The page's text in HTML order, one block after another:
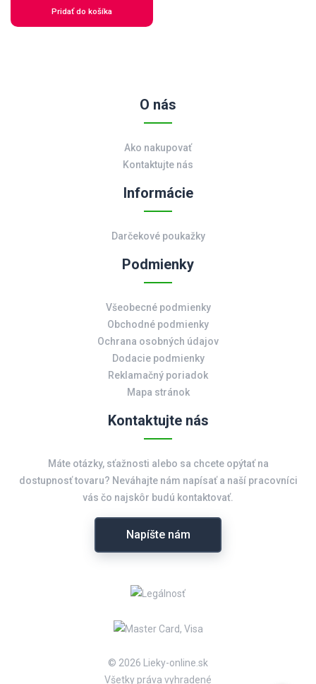
Pridať do košíka
O nás
Ako nakupovať
Kontaktujte nás
Informácie
Darčekové poukažky
Podmienky
Všeobecné podmienky
Obchodné podmienky
Ochrana osobných údajov
Dodacie podmienky
Reklamačný poriadok
Mapa stránok
Kontaktujte nás
Máte otázky, sťažnosti alebo sa chcete opýtať na
dostupnosť tovaru? Neváhajte nám napísať a naší pracovníci
vás čo najskôr budú kontaktovať.
Napíšte nám
© 2026 Lieky-online.sk
Všetky práva vyhradené